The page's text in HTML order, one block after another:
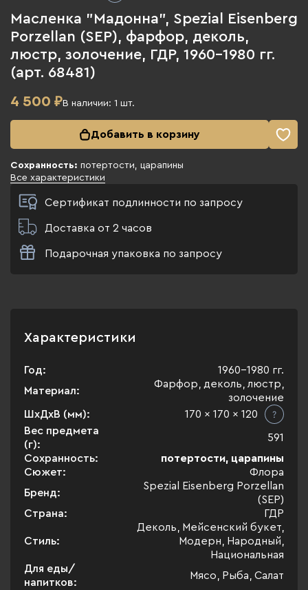
Масленка "Мадонна", Spezial Eisenberg
Porzellan (SEP), фарфор, деколь,
люстр, золочение, ГДР, 1960-1980 гг.
(арт. 68481)
4 500 ₽В наличии: 1 шт.
Добавить в корзину
Сохранность: потертости, царапины
Все характеристики
Сертификат подлинности по запросу
Доставка от 2 часов
Подарочная упаковка по запросу
Характеристики
Год:
1960-1980 гг.
Материал:
Фарфор, деколь, люстр,
золочение
ШхДхВ (мм):
170 x 170 x 120
Вес предмета
(г):
591
Сохранность:
потертости, царапины
Сюжет:
Флора
Бренд:
Spezial Eisenberg Porzellan
(SEP)
Страна:
ГДР
Стиль:
Деколь, Мейсенский букет,
Модерн, Народный,
Национальная
Для еды/
напитков:
Мясо, Рыба, Салат